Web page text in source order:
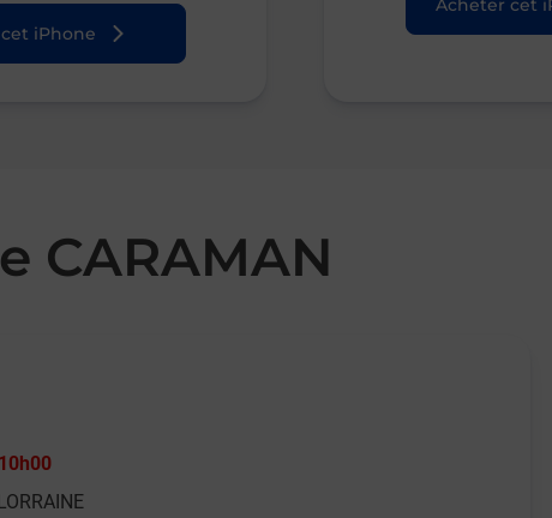
iPhone
Acheter cet
CARAMAN
10h00